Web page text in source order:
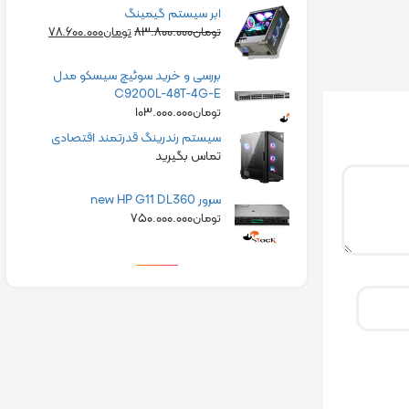
ابر سیستم گیمینگ
تومان۸۳.۸۰۰.۰۰۰تومان۷۸.۶۰۰.۰۰۰
بررسی و خرید سوئیچ سیسکو مدل
C9200L-48T-4G-E
تومان۱۰۳.۰۰۰.۰۰۰
سیستم رندرینگ قدرتمند اقتصادی
تماس بگیرید
سرور new HP G11 DL360
تومان۷۵۰.۰۰۰.۰۰۰